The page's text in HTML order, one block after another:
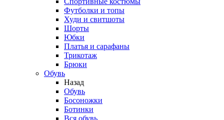
Футболки и топы
Худи и свитшоты
Шорты
Юбки
Платья и сарафаны
Трикотаж
Брюки
Обувь
Назад
Обувь
Босоножки
Ботинки